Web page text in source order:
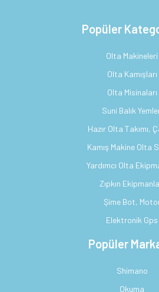
Popüler
Olta Makineleri
Olta Kamışları
Olta Misinaları
Suni Balık
Hazır Olta Takımı,
Kamış Makine Olta
Yardımcı Olta
Zıpkın
Şime Bot,
Elektronik Gps
Popüler
Shimano
Okuma